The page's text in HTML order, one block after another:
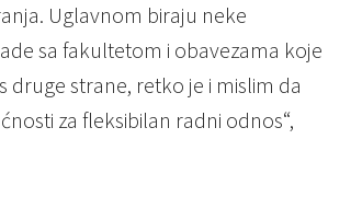
Uglavnom biraju neke
sa fakultetom i obavezama koje
strane, retko je i mislim da
za fleksibilan radni odnos“,